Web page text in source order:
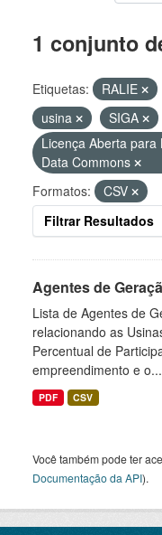
1 conjunto
Etiquetas: RALIE
usina
SIGA
Licença Aberta
Data Commons
Formatos:
CSV
Filtrar Resultados
Agentes de
Lista de Agentes de
relacionando as
Percentual de
empreendimento e o...
PDF CSV
Você também pode ter
Documentação da API).